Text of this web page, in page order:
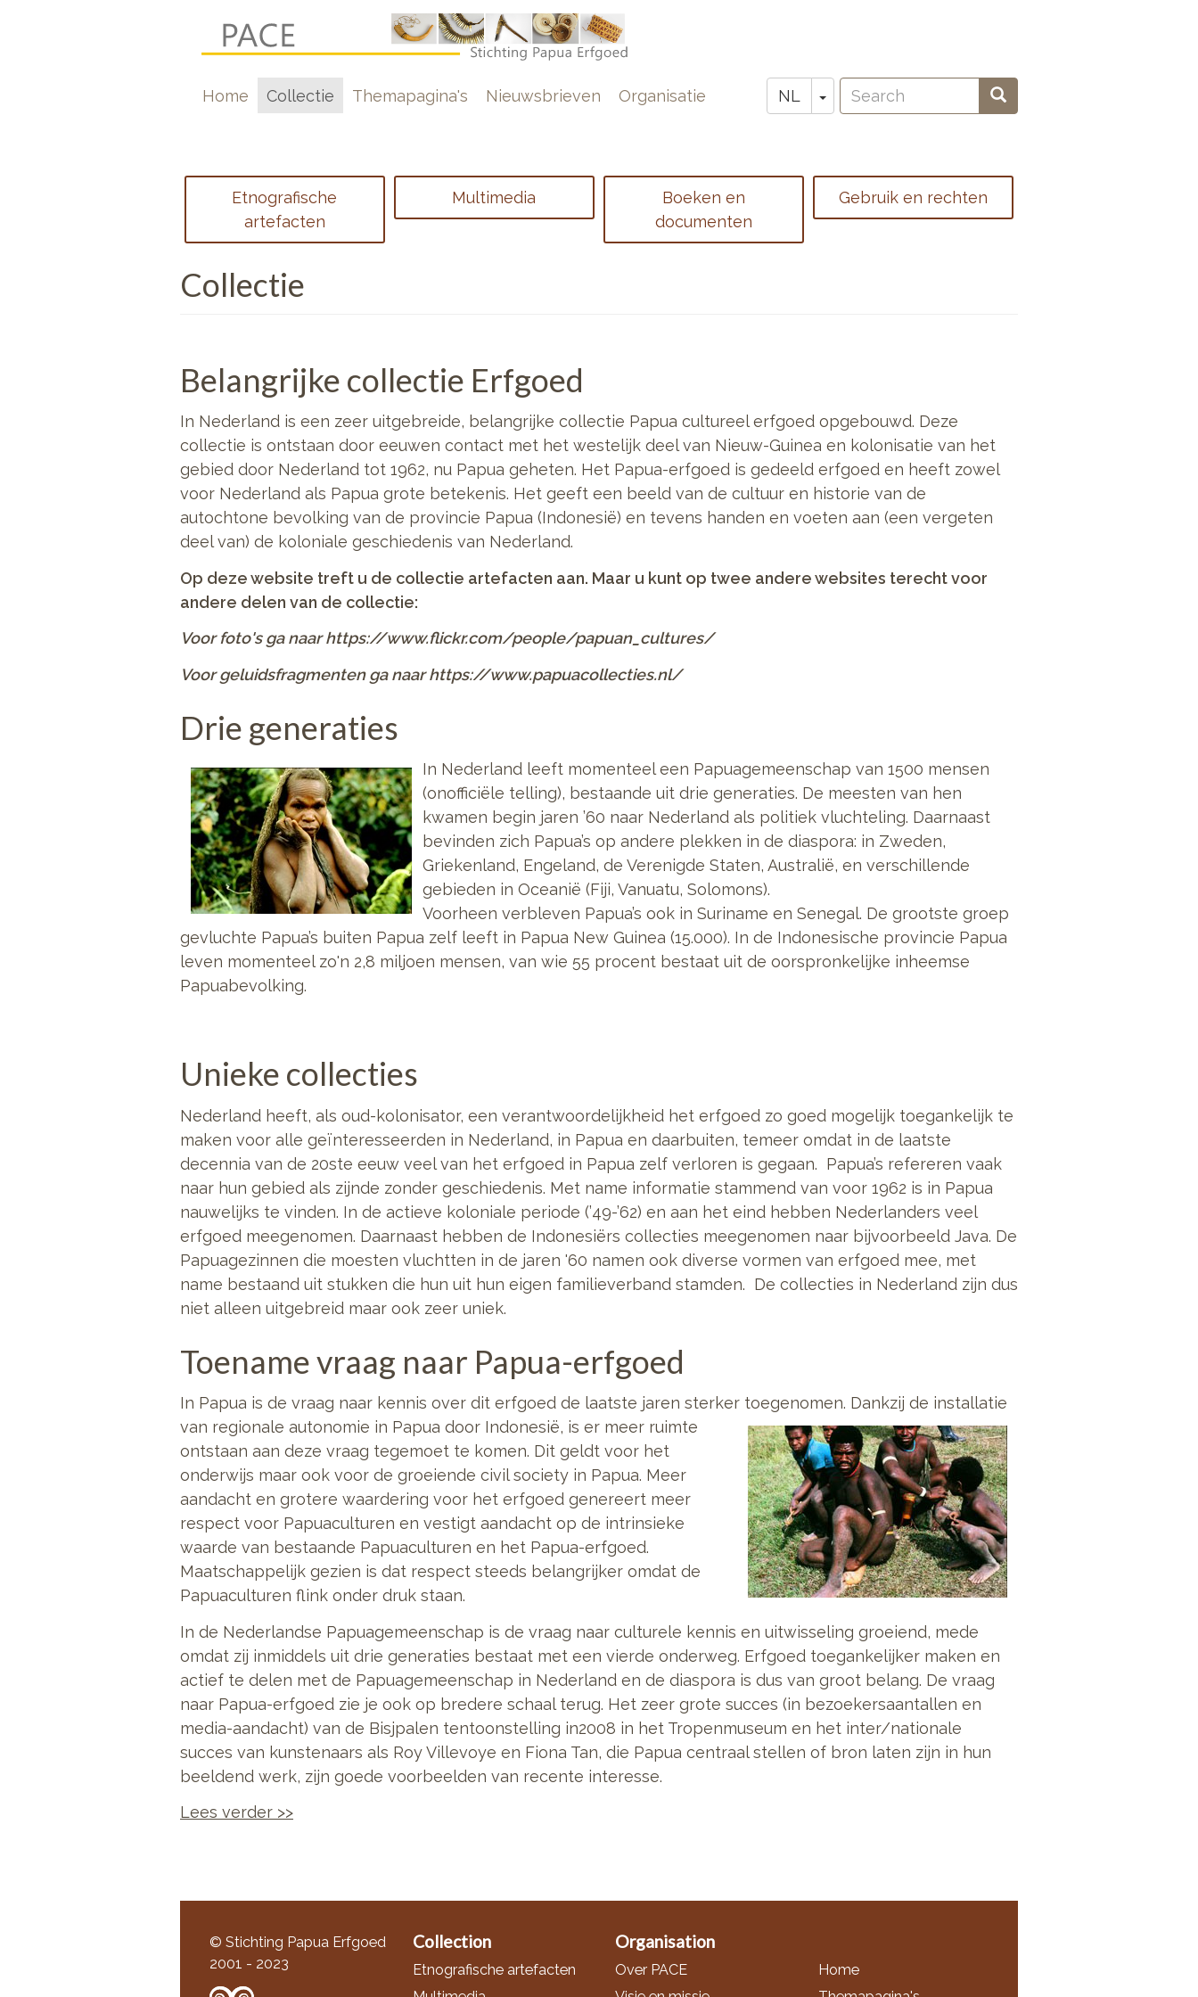
NL Toggle Dropdown
Zoeken
Search Search
Hoofdnavigatie
Home Collectie Themapagina's Nieuwsbrieven Organisatie
Footer
menu
Etnografische
artefacten
Multimedia
Boeken en
documenten
Gebruik en rechten
Collectie
Belangrijke collectie Erfgoed
In Nederland is een zeer uitgebreide, belangrijke collectie Papua cultureel erfgoed opgebouwd. Deze
collectie is ontstaan door eeuwen contact met het westelijk deel van Nieuw-Guinea en kolonisatie van het
gebied door Nederland tot 1962, nu Papua geheten. Het Papua-erfgoed is gedeeld erfgoed en heeft zowel
voor Nederland als Papua grote betekenis. Het geeft een beeld van de cultuur en historie van de
autochtone bevolking van de provincie Papua (Indonesië) en tevens handen en voeten aan (een vergeten
deel van) de koloniale geschiedenis van Nederland.
Op deze website treft u de collectie artefacten aan. Maar u kunt op twee andere websites terecht voor
andere delen van de collectie:
Voor foto's ga naar https://www.flickr.com/people/papuan_cultures/
Voor geluidsfragmenten ga naar https://www.papuacollecties.nl/
Drie generaties
In Nederland leeft momenteel een Papuagemeenschap van 1500 mensen
(onofficiële telling), bestaande uit drie generaties. De meesten van hen
kwamen begin jaren ’60 naar Nederland als politiek vluchteling. Daarnaast
bevinden zich Papua’s op andere plekken in de diaspora: in Zweden,
Griekenland, Engeland, de Verenigde Staten, Australië, en verschillende
gebieden in Oceanië (Fiji, Vanuatu, Solomons).
Voorheen verbleven Papua’s ook in Suriname en Senegal. De grootste groep
gevluchte Papua’s buiten Papua zelf leeft in Papua New Guinea (15.000). In de Indonesische provincie Papua
leven momenteel zo'n 2,8 miljoen mensen, van wie 55 procent bestaat uit de oorspronkelijke inheemse
Papuabevolking.
Unieke collecties
Nederland heeft, als oud-kolonisator, een verantwoordelijkheid het erfgoed zo goed mogelijk toegankelijk te
maken voor alle geïnteresseerden in Nederland, in Papua en daarbuiten, temeer omdat in de laatste
decennia van de 20ste eeuw veel van het erfgoed in Papua zelf verloren is gegaan. Papua’s refereren vaak
naar hun gebied als zijnde zonder geschiedenis. Met name informatie stammend van voor 1962 is in Papua
nauwelijks te vinden. In de actieve koloniale periode (’49-’62) en aan het eind hebben Nederlanders veel
erfgoed meegenomen. Daarnaast hebben de Indonesiërs collecties meegenomen naar bijvoorbeeld Java. De
Papuagezinnen die moesten vluchtten in de jaren '60 namen ook diverse vormen van erfgoed mee, met
name bestaand uit stukken die hun uit hun eigen familieverband stamden. De collecties in Nederland zijn dus
niet alleen uitgebreid maar ook zeer uniek.
Toename vraag naar Papua-erfgoed
In Papua is de vraag naar kennis over dit erfgoed de laatste jaren sterker toegenomen. Dankzij de installatie
van regionale autonomie in Papua door Indonesië, is er meer ruimte
ontstaan aan deze vraag tegemoet te komen. Dit geldt voor het
onderwijs maar ook voor de groeiende civil society in Papua. Meer
aandacht en grotere waardering voor het erfgoed genereert meer
respect voor Papuaculturen en vestigt aandacht op de intrinsieke
waarde van bestaande Papuaculturen en het Papua-erfgoed.
Maatschappelijk gezien is dat respect steeds belangrijker omdat de
Papuaculturen flink onder druk staan.
In de Nederlandse Papuagemeenschap is de vraag naar culturele kennis en uitwisseling groeiend, mede
omdat zij inmiddels uit drie generaties bestaat met een vierde onderweg. Erfgoed toegankelijker maken en
actief te delen met de Papuagemeenschap in Nederland en de diaspora is dus van groot belang. De vraag
naar Papua-erfgoed zie je ook op bredere schaal terug. Het zeer grote succes (in bezoekersaantallen en
media-aandacht) van de Bisjpalen tentoonstelling in2008 in het Tropenmuseum en het inter/nationale
succes van kunstenaars als Roy Villevoye en Fiona Tan, die Papua centraal stellen of bron laten zijn in hun
beeldend werk, zijn goede voorbeelden van recente interesse.
Lees verder >>
© Stichting Papua Erfgoed
2001 - 2023
Collection
Etnografische artefacten
Organisation
Over PACE
Home